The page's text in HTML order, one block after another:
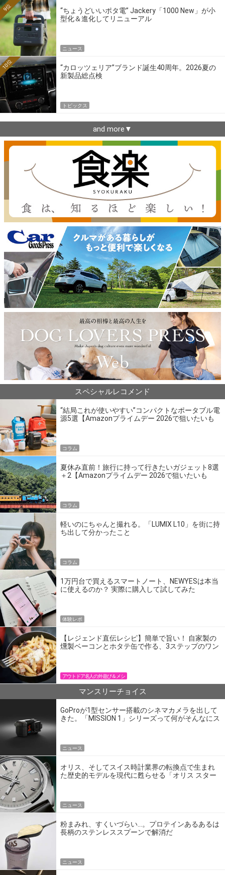
“ちょうどいいポタ電” Jackery「1000 New」が小
型化＆進化してリニューアル
9位
ニュース
“カロッツェリア”ブランド誕生40周年。2026夏の
新製品総点検
10位
トピックス
and more▼
スペシャルレコメンド
“結局これが使いやすい”コンパクトなポータブル電
源5選【Amazonプライムデー 2026で狙いたいも
コラム
夏休み直前！旅行に持って行きたいガジェット8選
＋2【Amazonプライムデー 2026で狙いたいも
コラム
軽いのにちゃんと撮れる。「LUMIX L10」を街に持
ち出して分かったこと
コラム
1万円台で買えるスマートノート、NEWYESは本当
に使えるのか？ 実際に購入して試してみた
体験レポ
【レジェンド直伝レシピ】簡単で旨い！ 自家製の
燻製ベーコンとホタテ缶で作る、3ステップのワン
アウトドア名人の外遊び＆メシ
マンスリーチョイス
GoProが1型センサー搭載のシネマカメラを出して
きた。「MISSION 1」シリーズって何がそんなにス
ニュース
オリス、そしてスイス時計業界の転換点で生まれ
た歴史的モデルを現代に甦らせる「オリス スター
ニュース
粉まみれ、すくいづらい…。プロテインあるあるは
長柄のステンレススプーンで解消だ
ニュース